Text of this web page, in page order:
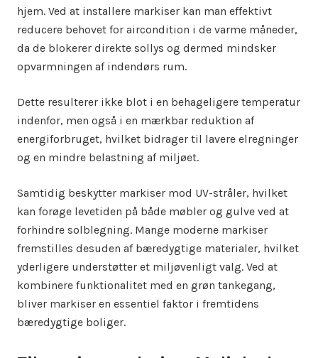
hjem. Ved at installere markiser kan man effektivt
reducere behovet for aircondition i de varme måneder,
da de blokerer direkte sollys og dermed mindsker
opvarmningen af indendørs rum.
Dette resulterer ikke blot i en behageligere temperatur
indenfor, men også i en mærkbar reduktion af
energiforbruget, hvilket bidrager til lavere elregninger
og en mindre belastning af miljøet.
Samtidig beskytter markiser mod UV-stråler, hvilket
kan forøge levetiden på både møbler og gulve ved at
forhindre solblegning. Mange moderne markiser
fremstilles desuden af bæredygtige materialer, hvilket
yderligere understøtter et miljøvenligt valg. Ved at
kombinere funktionalitet med en grøn tankegang,
bliver markiser en essentiel faktor i fremtidens
bæredygtige boliger.